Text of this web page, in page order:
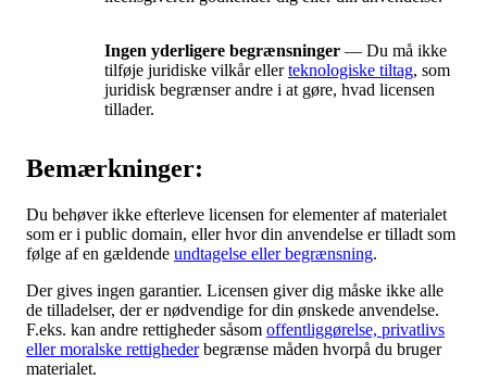
Ingen yderligere begrænsninger — Du må ikke
tilføje juridiske vilkår ellerteknologiske tiltag, som
juridisk begrænser andre i at gøre, hvad licensen
tillader.
Bemærkninger:
Du behøver ikke efterleve licensen for elementer af materialet
som er i public domain, eller hvor din anvendelse er tilladt som
følge af en gældende undtagelse eller begrænsning.
Der gives ingen garantier. Licensen giver dig måske ikke alle
de tilladelser, der er nødvendige for din ønskede anvendelse.
F.eks. kan andre rettigheder såsom offentliggørelse, privatlivs
eller moralske rettighederbegrænse måden hvorpå du bruger
materialet.